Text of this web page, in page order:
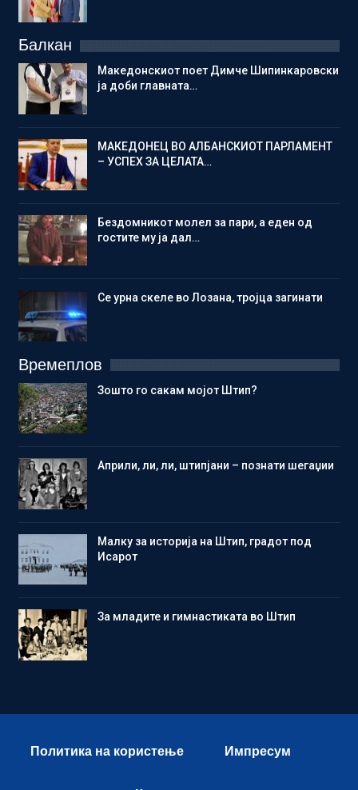
Балкан
Македонскиот поет Димче Шипинкаровски
ја доби главната…
МАКЕДОНЕЦ ВО АЛБАНСКИОТ ПАРЛАМЕНТ
– УСПЕХ ЗА ЦЕЛАТА…
Бездомникот молел за пари, а еден од
гостите му ја дал…
Се урна скеле во Лозана, тројца загинати
Времеплов
Зошто го сакам мојот Штип?
Aприли, ли, ли, штипјани – познати шегаџии
Малку за историја на Штип, градот под
Исарот
Зa младите и гимнастиката во Штип
Политика на користење Импресум